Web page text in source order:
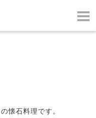
懐石料理です。